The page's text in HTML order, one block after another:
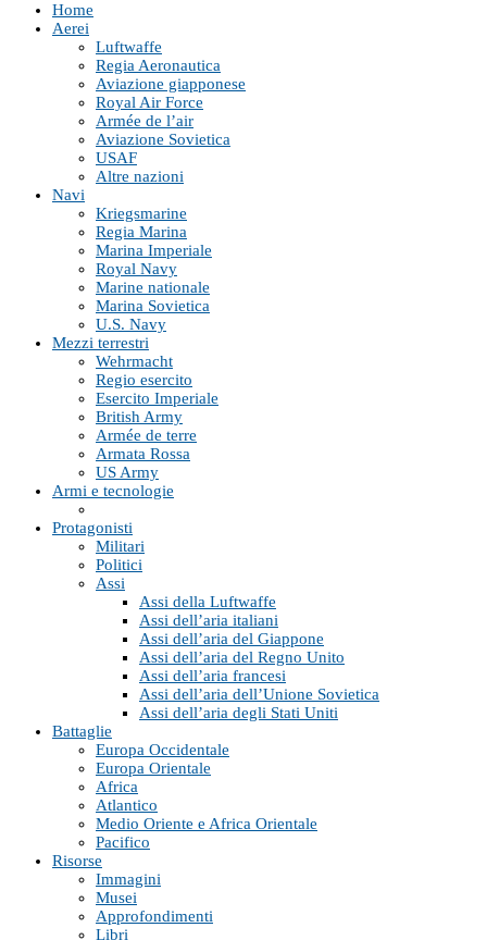
Home
Aerei
Luftwaffe
Regia Aeronautica
Aviazione giapponese
Royal Air Force
Armée de l’air
Aviazione Sovietica
USAF
Altre nazioni
Navi
Kriegsmarine
Regia Marina
Marina Imperiale
Royal Navy
Marine nationale
Marina Sovietica
U.S. Navy
Mezzi terrestri
Wehrmacht
Regio esercito
Esercito Imperiale
British Army
Armée de terre
Armata Rossa
US Army
Armi e tecnologie
Protagonisti
Militari
Politici
Assi
Assi della Luftwaffe
Assi dell’aria italiani
Assi dell’aria del Giappone
Assi dell’aria del Regno Unito
Assi dell’aria francesi
Assi dell’aria dell’Unione Sovietica
Assi dell’aria degli Stati Uniti
Battaglie
Europa Occidentale
Europa Orientale
Africa
Atlantico
Medio Oriente e Africa Orientale
Pacifico
Risorse
Immagini
Musei
Approfondimenti
Libri